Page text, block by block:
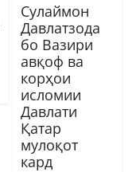
Сулаймон
Давлатзода
бо Вазири
авқоф ва
корҳои
исломии
Давлати
Қатар
мулоқот
кард